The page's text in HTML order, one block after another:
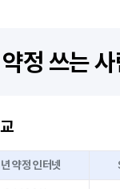
정 쓰는
약정 인터넷